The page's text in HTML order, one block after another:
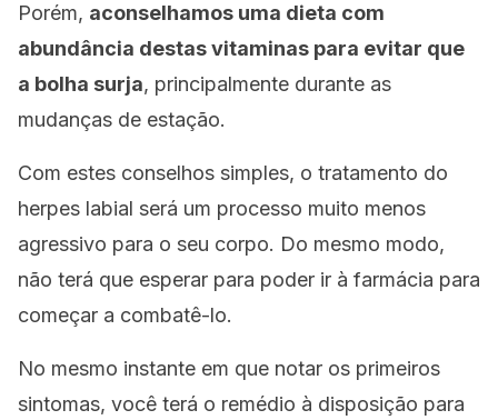
Porém, aconselhamos uma dieta com
abundância destas vitaminas para evitar que
a bolha surja, principalmente durante as
mudanças de estação.
Com estes conselhos simples, o tratamento do
herpes labial será um processo muito menos
agressivo para o seu corpo. Do mesmo modo,
não terá que esperar para poder ir à farmácia para
começar a combatê-lo.
No mesmo instante em que notar os primeiros
sintomas, você terá o remédio à disposição para